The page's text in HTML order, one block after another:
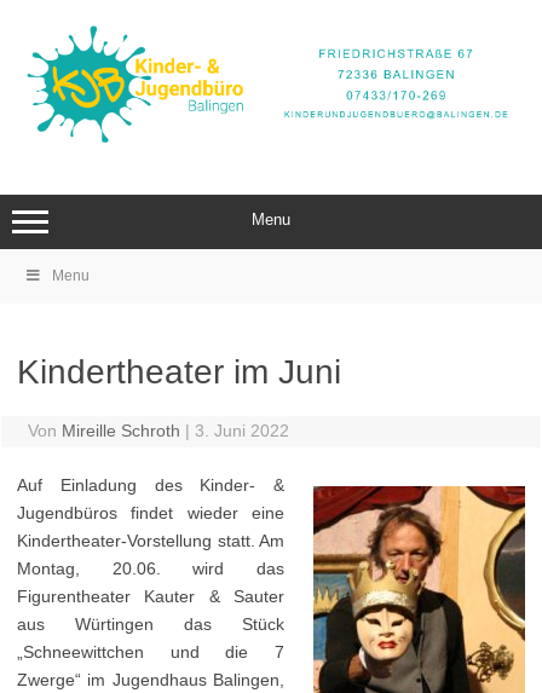
Menu
Menu
Kindertheater im Juni
Von Mireille Schroth | 3. Juni 2022
Auf Einladung des Kinder- &
Jugendbüros findet wieder eine
Kindertheater-Vorstellung statt. Am
Montag, 20.06. wird das
Figurentheater Kauter & Sauter
aus Würtingen das Stück
„Schneewittchen und die 7
Zwerge“ im Jugendhaus Balingen,